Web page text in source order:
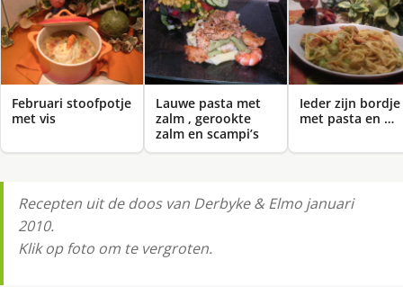
Februari stoofpotje
met vis
Lauwe pasta met
zalm , gerookte
zalm en scampi’s
Ieder zijn bordje
met pasta en …
Recepten uit de doos van Derbyke & Elmo januari
2010.
Klik op foto om te vergroten.